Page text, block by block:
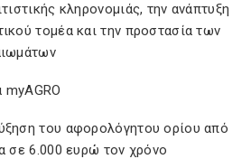
κληρονομιάς, την ανάπτυξη
τομέα και την προστασία των
του αφορολόγητου ορίου από
σε 6.000 ευρώ τον χρόνο